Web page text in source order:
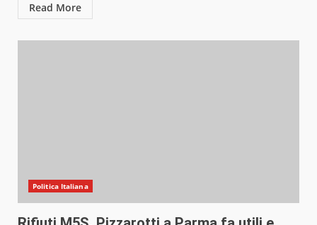
Read More
Politica Italiana